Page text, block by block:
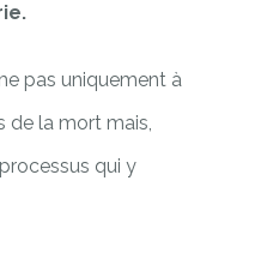
pas uniquement à
de la mort mais,
qui y